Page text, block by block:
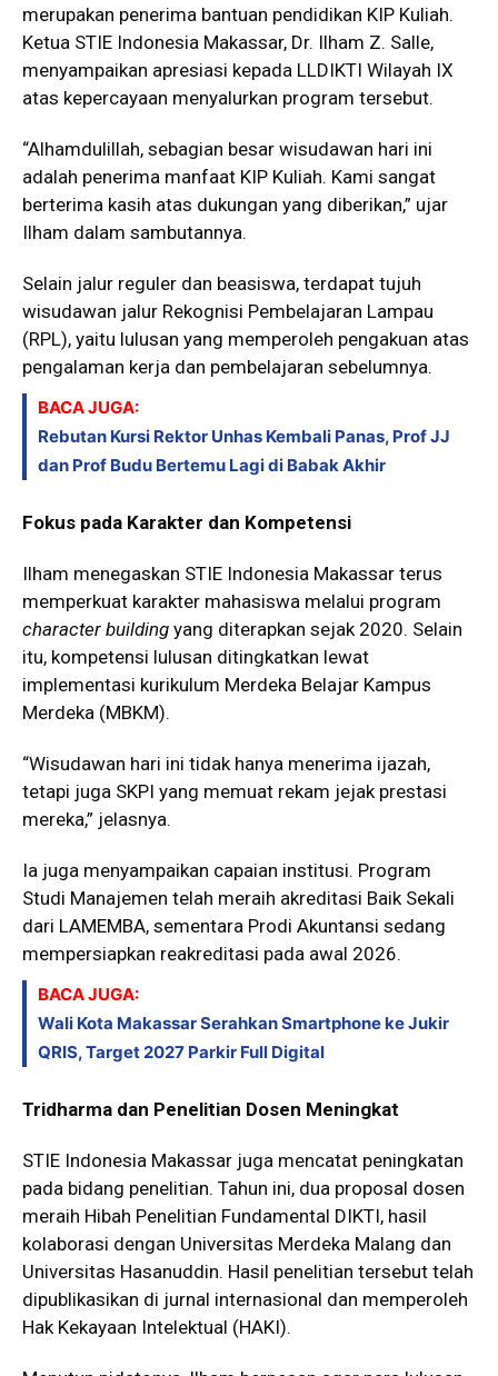
merupakan penerima bantuan pendidikan KIP Kuliah.
Ketua STIE Indonesia Makassar, Dr. Ilham Z. Salle,
menyampaikan apresiasi kepada LLDIKTI Wilayah IX
atas kepercayaan menyalurkan program tersebut.
“Alhamdulillah, sebagian besar wisudawan hari ini
adalah penerima manfaat KIP Kuliah. Kami sangat
berterima kasih atas dukungan yang diberikan,” ujar
Ilham dalam sambutannya.
Selain jalur reguler dan beasiswa, terdapat tujuh
wisudawan jalur Rekognisi Pembelajaran Lampau
(RPL), yaitu lulusan yang memperoleh pengakuan atas
pengalaman kerja dan pembelajaran sebelumnya.
BACA JUGA:
Rebutan Kursi Rektor Unhas Kembali Panas, Prof JJ
dan Prof Budu Bertemu Lagi di Babak Akhir
Fokus pada Karakter dan Kompetensi
Ilham menegaskan STIE Indonesia Makassar terus
memperkuat karakter mahasiswa melalui program
character building yang diterapkan sejak 2020. Selain
itu, kompetensi lulusan ditingkatkan lewat
implementasi kurikulum Merdeka Belajar Kampus
Merdeka (MBKM).
“Wisudawan hari ini tidak hanya menerima ijazah,
tetapi juga SKPI yang memuat rekam jejak prestasi
mereka,” jelasnya.
Ia juga menyampaikan capaian institusi. Program
Studi Manajemen telah meraih akreditasi Baik Sekali
dari LAMEMBA, sementara Prodi Akuntansi sedang
mempersiapkan reakreditasi pada awal 2026.
BACA JUGA:
Wali Kota Makassar Serahkan Smartphone ke Jukir
QRIS, Target 2027 Parkir Full Digital
Tridharma dan Penelitian Dosen Meningkat
STIE Indonesia Makassar juga mencatat peningkatan
pada bidang penelitian. Tahun ini, dua proposal dosen
meraih Hibah Penelitian Fundamental DIKTI, hasil
kolaborasi dengan Universitas Merdeka Malang dan
Universitas Hasanuddin. Hasil penelitian tersebut telah
dipublikasikan di jurnal internasional dan memperoleh
Hak Kekayaan Intelektual (HAKI).